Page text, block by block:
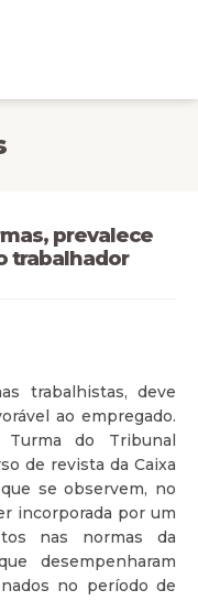
prevalece
trabalhador
trabalhistas, deve
ao empregado.
do Tribunal
de revista da Caixa
se observem, no
incorporada por um
nas normas da
desempenharam
no período de